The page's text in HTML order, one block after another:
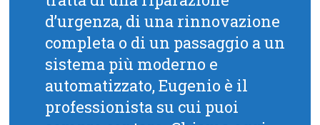
d’urgenza, di una rinnovazione
completa o di un passaggio a un
sistema più moderno e
automatizzato, Eugenio è il
professionista su cui puoi